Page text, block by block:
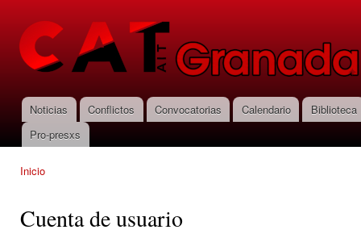
CNT-AIT
Granada
Menú principal
Noticias Conflictos Convocatorias Calendario
Biblioteca
Pro-presxs
Inicio
Cuenta de usuario